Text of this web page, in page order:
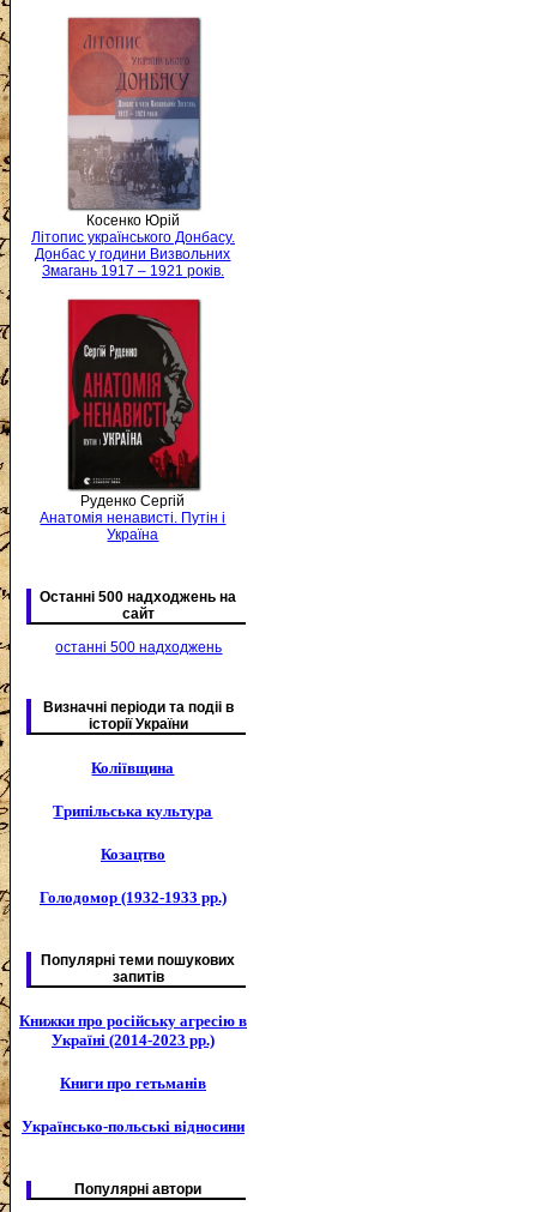
Косенко Юрій
Літопис українського Донбасу.
Донбас у години Визвольних
Змагань 1917 – 1921 років.
Руденко Сергій
Анатомія ненависті. Путін і
Україна
Останні 500 надходжень на
сайт
останні 500 надходжень
Визначні періоди та подіі в
історії України
Коліївщина
Трипільська культура
Козацтво
Голодомор (1932-1933 рр.)
Популярні теми пошукових
запитів
Книжки про російську агресію в
Україні (2014-2023 рр.)
Книги про гетьманів
Українсько-польські відносини
Популярні автори